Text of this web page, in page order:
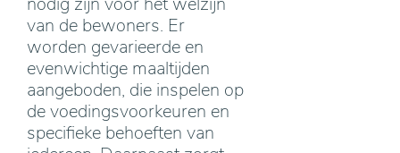
van de bewoners. Er
worden gevarieerde en
evenwichtige maaltijden
aangeboden, die inspelen op
de voedingsvoorkeuren en
specifieke behoeften van